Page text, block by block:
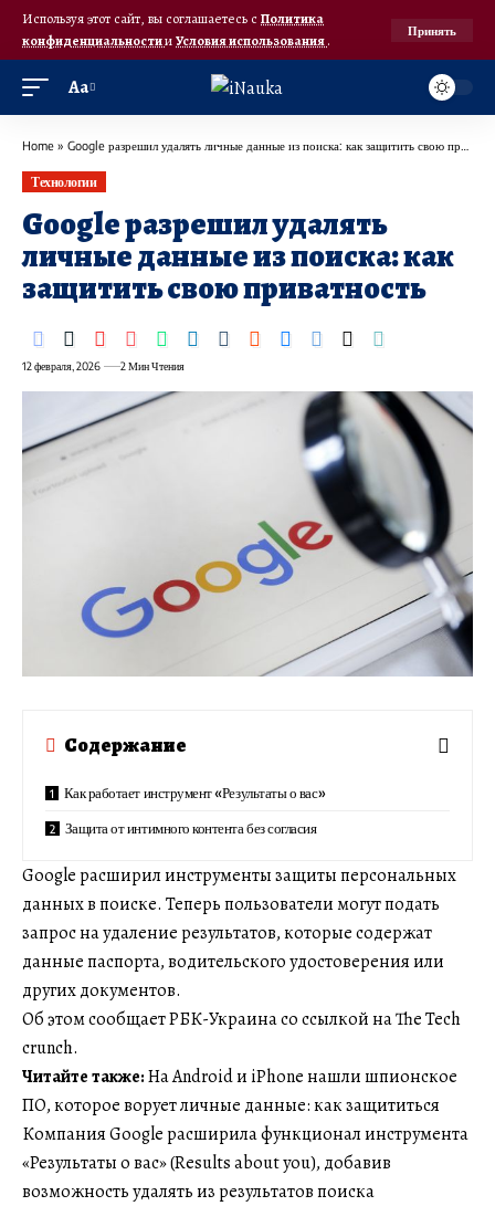
Используя этот сайт, вы соглашаетесь с Политика
конфиденциальностииУсловия использования.
Принять
Аа
Home » Google разрешил удалять личные данные из поиска: как защитить свою приватность
Технологии
Google разрешил удалять
личные данные из поиска: как
защитить свою приватность
12 февраля, 2026 2 Мин Чтения
Содержание
Как работает инструмент «Результаты о вас»
Защита от интимного контента без согласия
Google расширил инструменты защиты персональных
данных в поиске. Теперь пользователи могут подать
запрос на удаление результатов, которые содержат
данные паспорта, водительского удостоверения или
других документов.
Об этом сообщает РБК-Украина со ссылкой на The Tech
crunch.
Читайте также:На Android и iPhone нашли шпионское
ПО, которое ворует личные данные: как защититься
Компания Google расширила функционал инструмента
«Результаты о вас» (Results about you), добавив
возможность удалять из результатов поиска